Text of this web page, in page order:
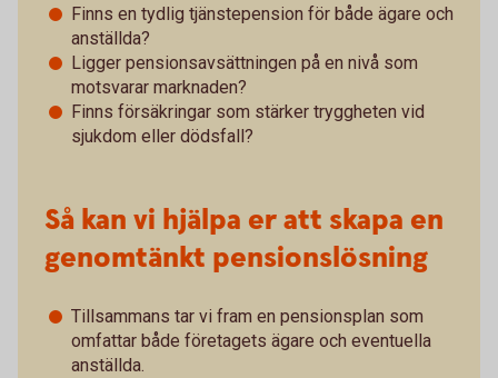
Finns en tydlig tjänstepension för både ägare och
anställda?
Ligger pensionsavsättningen på en nivå som
motsvarar marknaden?
Finns försäkringar som stärker tryggheten vid
sjukdom eller dödsfall?
Så kan vi hjälpa er att skapa en
genomtänkt pensionslösning
Tillsammans tar vi fram en pensionsplan som
omfattar både företagets ägare och eventuella
anställda.